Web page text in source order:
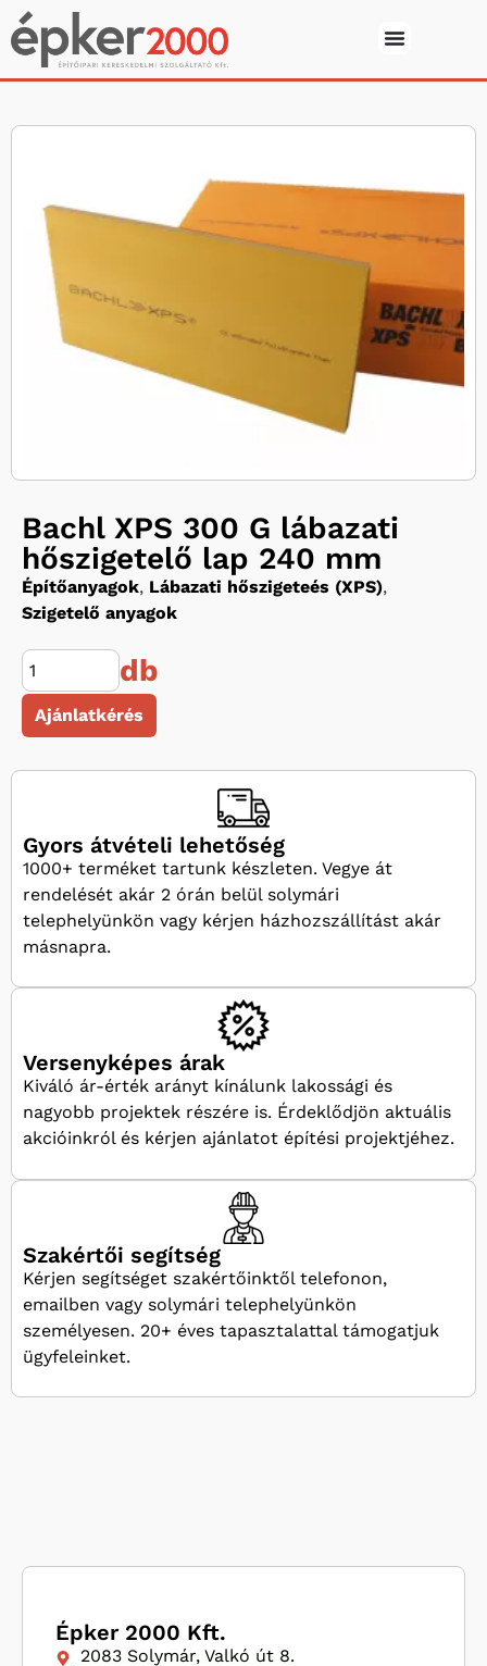
Bachl XPS 300 G lábazati
hőszigetelő lap 240 mm
Építőanyagok, Lábazati hőszigeteés (XPS),
Szigetelő anyagok
db
Ajánlatkérés
Gyors átvételi lehetőség
1000+ terméket tartunk készleten. Vegye át
rendelését akár 2 órán belül solymári
telephelyünkön vagy kérjen házhozszállítást akár
másnapra.
Versenyképes árak
Kiváló ár-érték arányt kínálunk lakossági és
nagyobb projektek részére is. Érdeklődjön aktuális
akcióinkról és kérjen ajánlatot építési projektjéhez.
Szakértői segítség
Kérjen segítséget szakértőinktől telefonon,
emailben vagy solymári telephelyünkön
személyesen. 20+ éves tapasztalattal támogatjuk
ügyfeleinket.
Épker 2000 Kft.
2083 Solymár, Valkó út 8.